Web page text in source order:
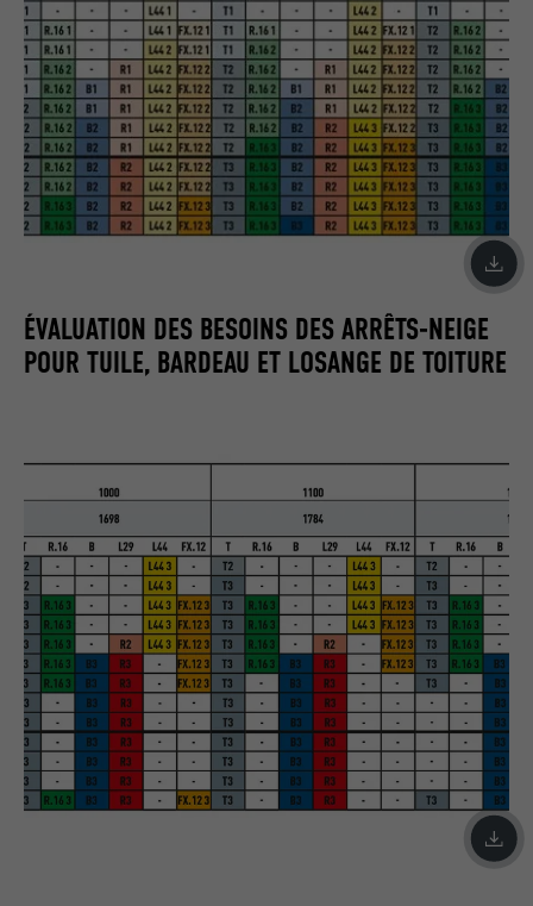
ÉVALUATION DES BESOINS DES ARRÊTS-NEIGE
POUR TUILE, BARDEAU ET LOSANGE DE TOITURE